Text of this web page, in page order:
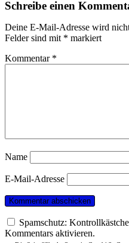
Schreibe einen
Deine E-Mail-Adresse wird
Felder sind mit * markiert
Kommentar *
Name
E-Mail-Adresse
Spamschutz:
Kommentars aktivieren.